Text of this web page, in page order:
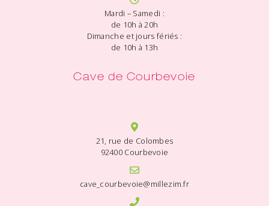
Mardi – Samedi :
de 10h à 20h
Dimanche et jours fériés :
de 10h à 13h
Cave de Courbevoie
21, rue de Colombes
92400 Courbevoie
cave_courbevoie@millezim.fr